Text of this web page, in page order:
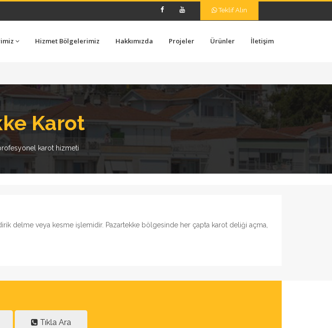
Teklif Alın
Hizmet Bölgelerimiz Hakkımızda Projeler Ürünler İletişim
Karot
karot hizmeti
delme veya kesme işlemidir. Pazartekke bölgesinde her çapta karot deliği açma,
Tıkla Ara